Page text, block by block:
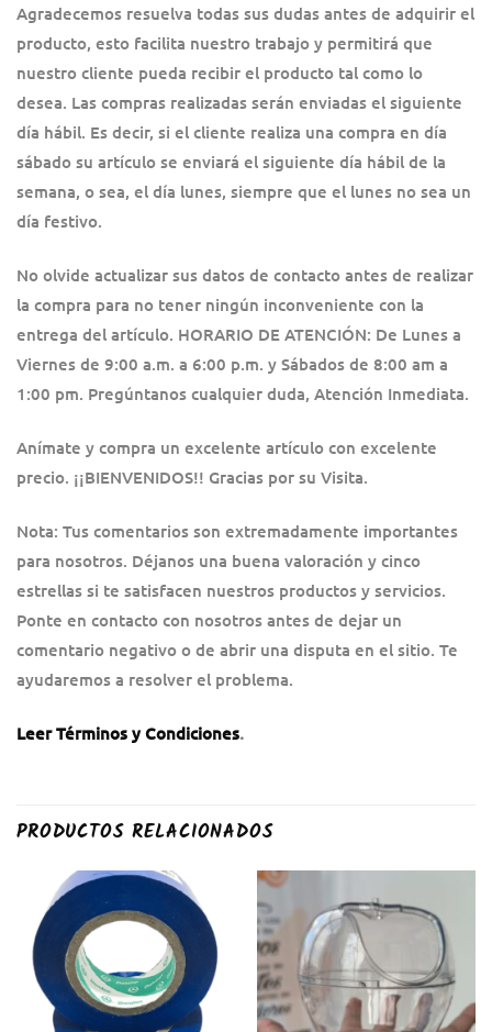
Agradecemos resuelva todas sus dudas antes de adquirir el
producto, esto facilita nuestro trabajo y permitirá que
nuestro cliente pueda recibir el producto tal como lo
desea. Las compras realizadas serán enviadas el siguiente
día hábil. Es decir, si el cliente realiza una compra en día
sábado su artículo se enviará el siguiente día hábil de la
semana, o sea, el día lunes, siempre que el lunes no sea un
día festivo.
No olvide actualizar sus datos de contacto antes de realizar
la compra para no tener ningún inconveniente con la
entrega del artículo. HORARIO DE ATENCIÓN: De Lunes a
Viernes de 9:00 a.m. a 6:00 p.m. y Sábados de 8:00 am a
1:00 pm. Pregúntanos cualquier duda, Atención Inmediata.
Anímate y compra un excelente artículo con excelente
precio. ¡¡BIENVENIDOS!! Gracias por su Visita.
Nota: Tus comentarios son extremadamente importantes
para nosotros. Déjanos una buena valoración y cinco
estrellas si te satisfacen nuestros productos y servicios.
Ponte en contacto con nosotros antes de dejar un
comentario negativo o de abrir una disputa en el sitio. Te
ayudaremos a resolver el problema.
Leer Términos y Condiciones.
PRODUCTOS RELACIONADOS